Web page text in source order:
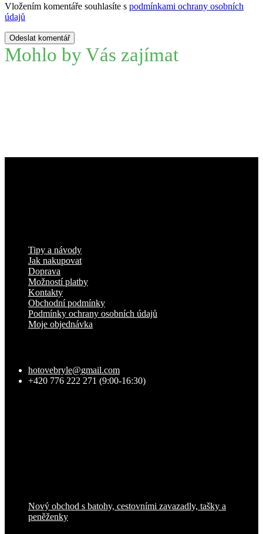
Vložením komentáře souhlasíte s podmínkami ochrany osobních
údajů
Odeslat komentář
Mohlo by Vás zajímat
Tipy a návody
Jak nakupovat
Doprava
Možností platby
Kontakty
Obchodní podmínky
Podmínky ochrany osobních údajů
Moje objednávka
hotovebryle@gmail.com
+420 776 222 271 (9:00-16:30)
Nový obchod s batohy, cestovními zavazadly, tašky a
peněženky